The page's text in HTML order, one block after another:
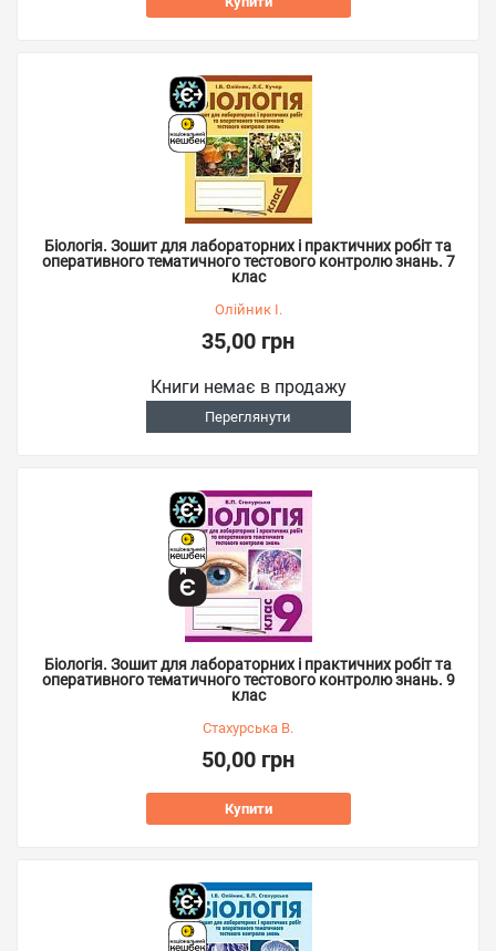
Біологія. Зошит для лабораторних і практичних робіт та
оперативного тематичного тестового контролю знань. 7
клас
Олійник І.
35,00 грн
Книги немає в продажу
Переглянути
Біологія. Зошит для лабораторних і практичних робіт та
оперативного тематичного тестового контролю знань. 9
клас
Стахурська В.
50,00 грн
Купити